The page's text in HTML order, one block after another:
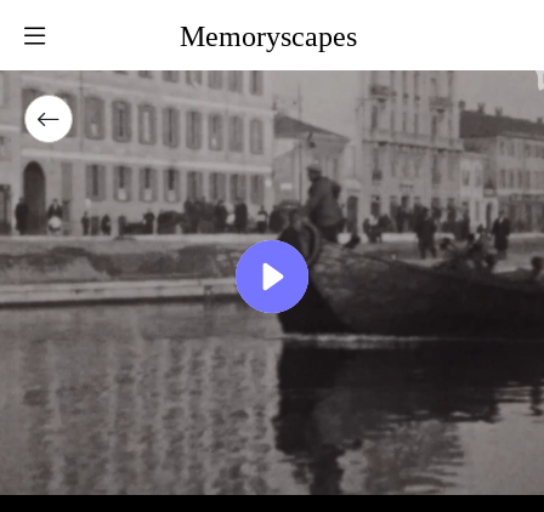
Memoryscapes